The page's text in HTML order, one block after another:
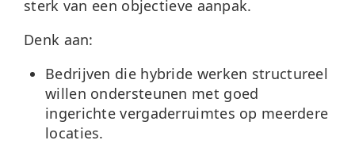
sterk van een objectieve aanpak.
Denk aan:
Bedrijven die hybride werken structureel
willen ondersteunen met goed
ingerichte vergaderruimtes op meerdere
locaties.